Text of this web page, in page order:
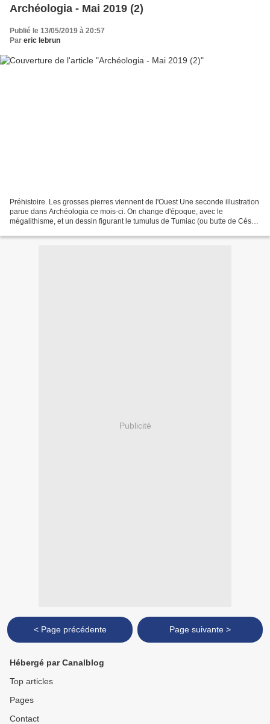
Archéologia - Mai 2019 (2)
Publié le 13/05/2019 à 20:57
Par eric lebrun
Préhistoire. Les grosses pierres viennent de l'Ouest Une seconde illustration
parue dans Archéologia ce mois-ci. On change d'époque, avec le
mégalithisme, et un dessin figurant le tumulus de Tumiac (ou butte de César)
Publicité
< Page précédente Page suivante >
Hébergé par Canalblog
Top articles
Pages
Contact